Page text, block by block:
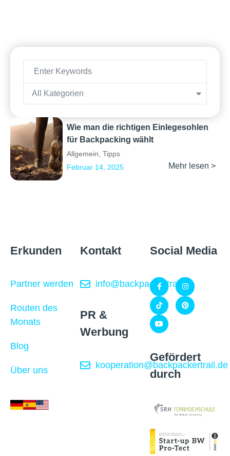
All Kategorien
Wie man die richtigen Einlegesohlen
für Backpacking wählt
Allgemein, Tipps
Februar 14, 2025
Mehr lesen >
Erkunden
Partner werden
Routen des
Monats
Blog
Über uns
Kontakt
info@backpackertrail.de
PR &
Werbung
kooperation@backpackertrail.de
Social Media
Gefördert
durch